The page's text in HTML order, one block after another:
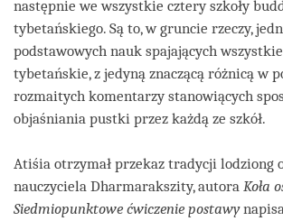
następnie we wszystkie cztery szkoły
tybetańskiego. Są to, w gruncie rzeczy,
podstawowych nauk spajających
tybetańskie, z jedyną znaczącą różnicą w
rozmaitych komentarzy stanowiących
objaśniania pustki przez każdą ze szkół.
Atiśia otrzymał przekaz tradycji lodziong
nauczyciela Dharmarakszity, autora Koła
Siedmiopunktowe ćwiczenie postawy